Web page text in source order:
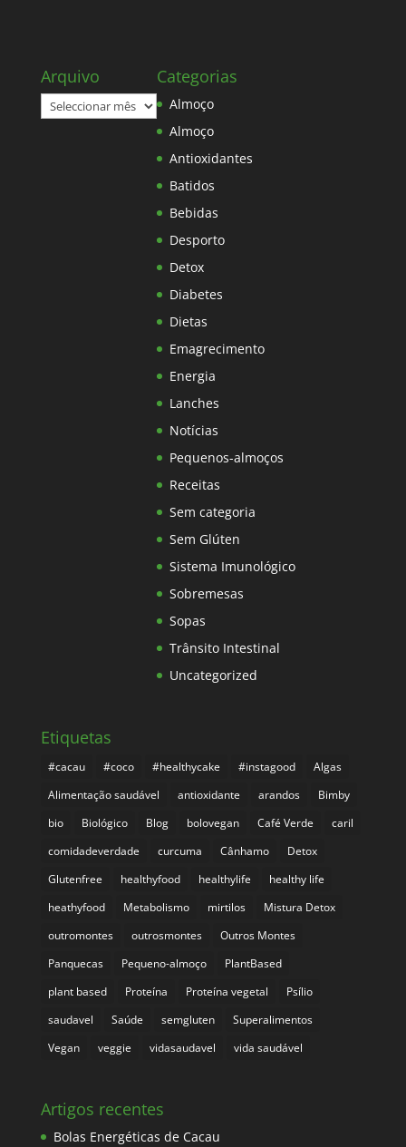
Arquivo
Arquivo
Categorias
Almoço
Almoço
Antioxidantes
Batidos
Bebidas
Desporto
Detox
Diabetes
Dietas
Emagrecimento
Energia
Lanches
Notícias
Pequenos-almoços
Receitas
Sem categoria
Sem Glúten
Sistema Imunológico
Sobremesas
Sopas
Trânsito Intestinal
Uncategorized
Etiquetas
#cacau #coco #healthycake #instagood
Algas
Alimentação saudável
antioxidante arandos
Bimby
bio
Biológico Blog bolovegan Café Verde
caril
comidadeverdade
curcuma Cânhamo
Detox
Glutenfree
healthyfood healthylife
healthy life
heathyfood
Metabolismo mirtilos
Mistura Detox
outromontes
outrosmontes
Outros Montes
Panquecas
Pequeno-almoço
PlantBased
plant based
Proteína Proteína vegetal
Psílio
saudavel
Saúde semgluten
Superalimentos
Vegan
veggie vidasaudavel vida saudável
Artigos recentes
Bolas Energéticas de Cacau